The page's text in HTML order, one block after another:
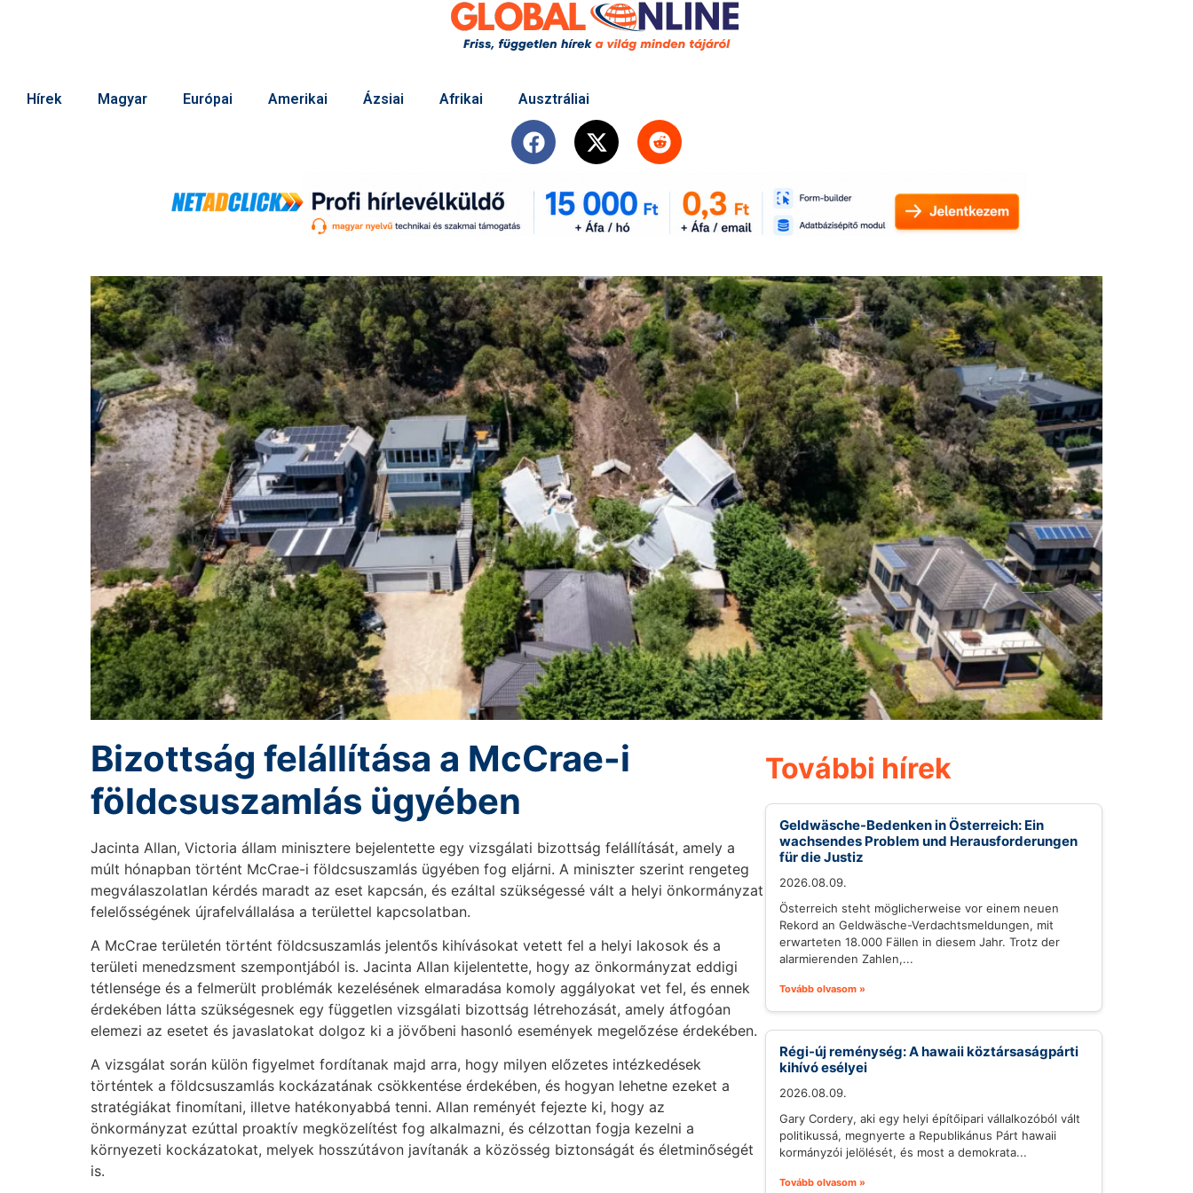
Hírek Magyar Európai Amerikai Ázsiai Afrikai Ausztráliai
Bizottság felállítása a McCrae-i
földcsuszamlás ügyében
Jacinta Allan, Victoria állam minisztere bejelentette egy vizsgálati bizottság felállítását, amely a
múlt hónapban történt McCrae-i földcsuszamlás ügyében fog eljárni. A miniszter szerint rengeteg
megválaszolatlan kérdés maradt az eset kapcsán, és ezáltal szükségessé vált a helyi önkormányzat
felelősségének újrafelvállalása a területtel kapcsolatban.
A McCrae területén történt földcsuszamlás jelentős kihívásokat vetett fel a helyi lakosok és a
területi menedzsment szempontjából is. Jacinta Allan kijelentette, hogy az önkormányzat eddigi
tétlensége és a felmerült problémák kezelésének elmaradása komoly aggályokat vet fel, és ennek
érdekében látta szükségesnek egy független vizsgálati bizottság létrehozását, amely átfogóan
elemezi az esetet és javaslatokat dolgoz ki a jövőbeni hasonló események megelőzése érdekében.
A vizsgálat során külön figyelmet fordítanak majd arra, hogy milyen előzetes intézkedések
történtek a földcsuszamlás kockázatának csökkentése érdekében, és hogyan lehetne ezeket a
stratégiákat finomítani, illetve hatékonyabbá tenni. Allan reményét fejezte ki, hogy az
önkormányzat ezúttal proaktív megközelítést fog alkalmazni, és célzottan fogja kezelni a
környezeti kockázatokat, melyek hosszútávon javítanák a közösség biztonságát és életminőségét
is.
További hírek
Geldwäsche-Bedenken in Österreich: Ein
wachsendes Problem und Herausforderungen
für die Justiz
2026.08.09.
Österreich steht möglicherweise vor einem neuen
Rekord an Geldwäsche-Verdachtsmeldungen, mit
erwarteten 18.000 Fällen in diesem Jahr. Trotz der
alarmierenden Zahlen,...
Tovább olvasom »
Régi-új reménység: A hawaii köztársaságpárti
kihívó esélyei
2026.08.09.
Gary Cordery, aki egy helyi építőipari vállalkozóból vált
politikussá, megnyerte a Republikánus Párt hawaii
kormányzói jelölését, és most a demokrata...
Tovább olvasom »